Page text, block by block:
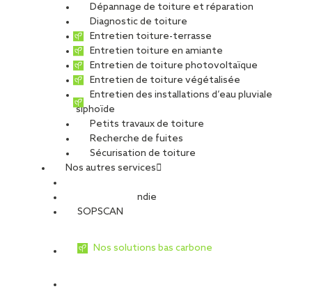
Dépannage de toiture et réparation
Diagnostic de toiture
Entretien toiture-terrasse
Entretien toiture en amiante
Entretien de toiture photovoltaïque
Entretien de toiture végétalisée
Entretien des installations d’eau pluviale
siphoïde
Petits travaux de toiture
Recherche de fuites
Sécurisation de toiture
Nos autres services
Sécurité Incendie
SOPSCAN
Nos solutions bas carbone